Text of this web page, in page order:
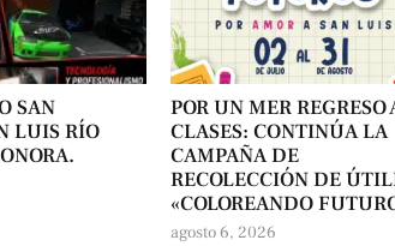
SAN
LUIS RÍO
POR UN MER REGRESO
CLASES: CONTINÚA LA
CAMPAÑA DE
RECOLECCIÓN DE
«COLOREANDO
agosto 6, 2026